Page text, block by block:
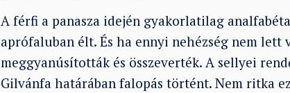
A férfi a panasza idején gyakorlatilag
aprófaluban élt. És ha ennyi nehézség nem
meggyanúsították és összeverték. A sellyei
Gilvánfa határában falopás történt. Nem ritka